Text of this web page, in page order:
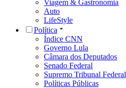
Viagem & Gastronomia
Auto
LifeStyle
Política
Índice CNN
Governo Lula
Câmara dos Deputados
Senado Federal
Supremo Tribunal Federal
Políticas Públicas